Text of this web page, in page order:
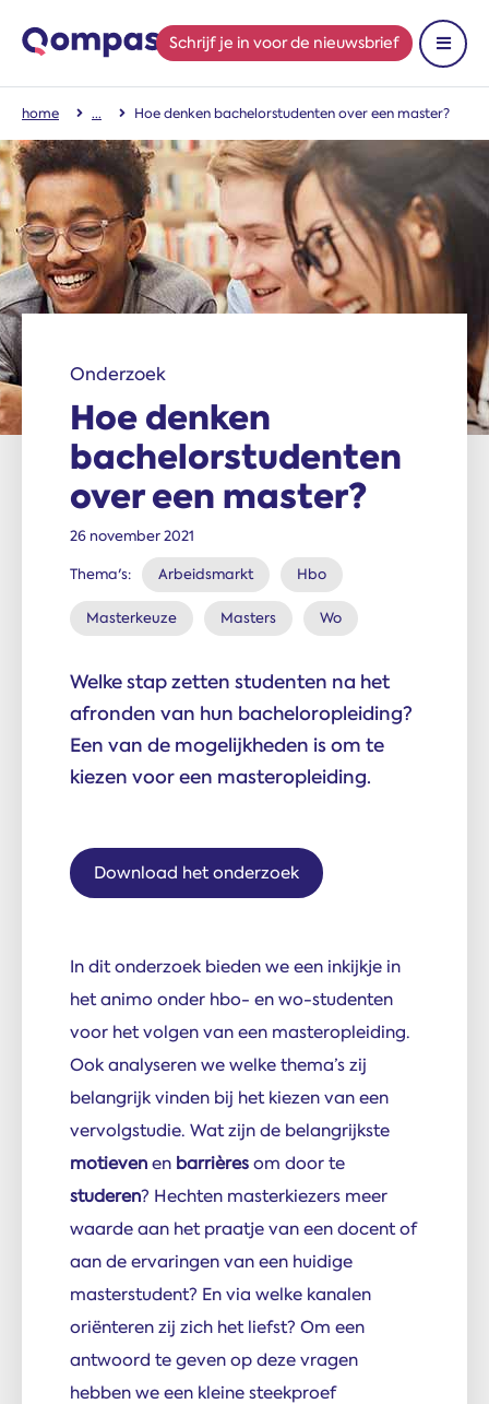
Schrijf je in voor de nieuwsbrief
Toon
home Hoe denken bachelorstudenten over een master?
Onderzoek
Hoe denken
bachelorstudenten
over een master?
26 november 2021
Thema's: Arbeidsmarkt Hbo
Masterkeuze Masters Wo
Welke stap zetten studenten na het
afronden van hun bacheloropleiding?
Een van de mogelijkheden is om te
kiezen voor een masteropleiding.
Download het onderzoek
In dit onderzoek bieden we een inkijkje in
het animo onder hbo- en wo-studenten
voor het volgen van een masteropleiding.
Ook analyseren we welke thema’s zij
belangrijk vinden bij het kiezen van een
vervolgstudie. Wat zijn de belangrijkste
motievenen barrièresom door te
studeren? Hechten masterkiezers meer
waarde aan het praatje van een docent of
aan de ervaringen van een huidige
masterstudent? En via welke kanalen
oriënteren zij zich het liefst? Om een
antwoord te geven op deze vragen
hebben we een kleine steekproef